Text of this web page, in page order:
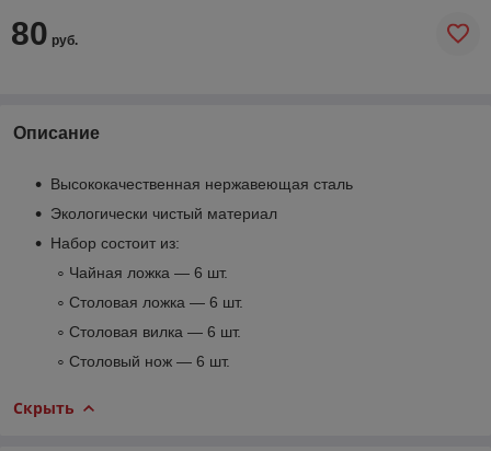
80 руб.
Описание
Высококачественная нержавеющая сталь
Экологически чистый материал
Набор состоит из:
Чайная ложка — 6 шт.
Столовая ложка — 6 шт.
Столовая вилка — 6 шт.
Столовый нож — 6 шт.
Скрыть